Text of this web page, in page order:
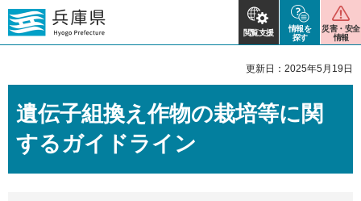
閲覧支援
情報を
探す
災害・安全
情報
更新日：2025年5月19日
遺伝子組換え作物の栽培等に関
するガイドライン